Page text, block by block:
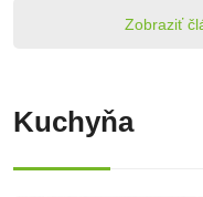
ukradnutá mágia,
legendy, čítanie, knižná
Zobraziť
Kuchyňa